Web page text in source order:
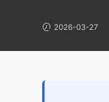
2026-03-27